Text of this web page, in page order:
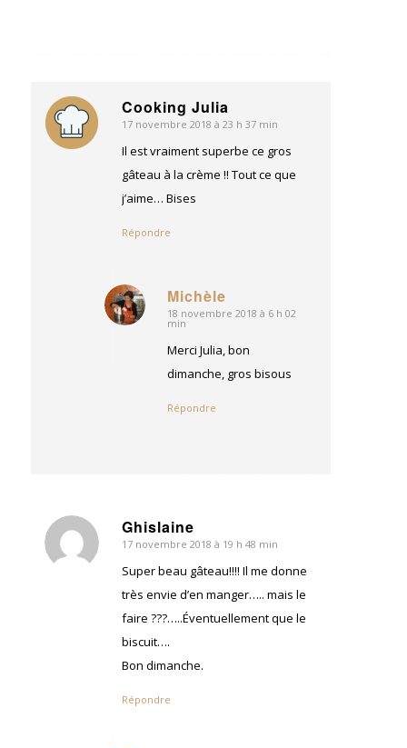
Cooking Julia
dit
:
17 novembre 2018 à 23 h 37 min
Il est vraiment superbe ce gros
gâteau à la crème !! Tout ce que
j’aime… Bises
Répondre
Michèle
dit
18 novembre 2018 à 6 h 02
min
Merci Julia, bon
dimanche, gros bisous
Répondre
Ghislaine
dit
:
17 novembre 2018 à 19 h 48 min
Super beau gâteau!!!! Il me donne
très envie d’en manger….. mais le
faire ???…..Éventuellement que le
biscuit….
Bon dimanche.
Répondre